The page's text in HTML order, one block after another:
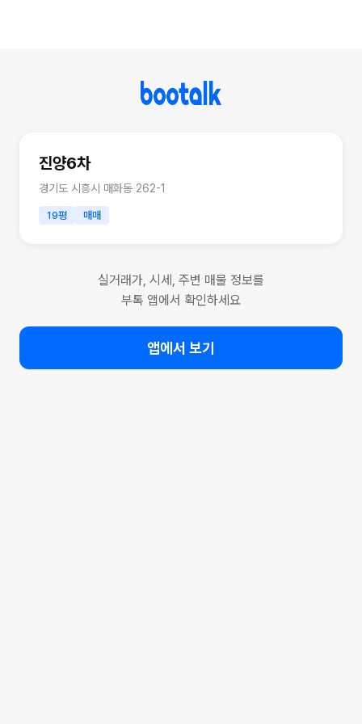
진양6차
경기도 시흥시 매화동 262-1
19평 매매
실거래가, 시세, 주변 매물 정보를
부톡 앱에서 확인하세요
앱에서 보기